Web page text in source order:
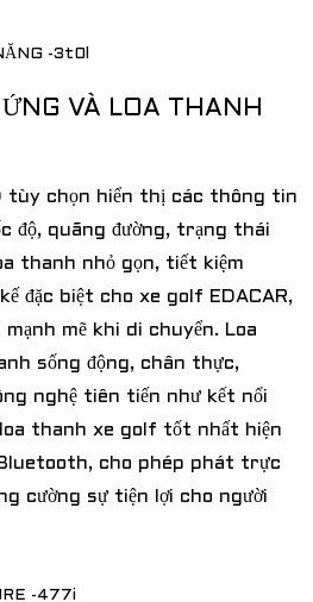
VÀ LOA THANH
tùy chọn hiển thị các thông tin
độ, quãng đường, trạng thái
thanh nhỏ gọn, tiết kiệm
đặc biệt cho xe golf EDACAR,
mẽ khi di chuyển. Loa
sống động, chân thực,
nghệ tiên tiến như kết nối
loa thanh xe golf tốt nhất hiện
cho phép phát trực
cường sự tiện lợi cho người